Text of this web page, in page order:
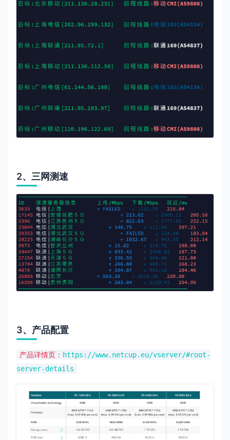
2、三网测速
3、产品配置
产品详情页： https://www.netcup.eu/vserver/#root-
server-details